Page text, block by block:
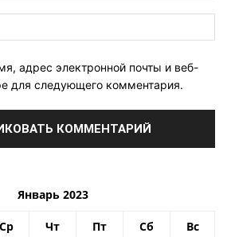
адрес электронной почты и веб-
для следующего комментария.
Январь 2023
Ср Чт Пт Сб Вс